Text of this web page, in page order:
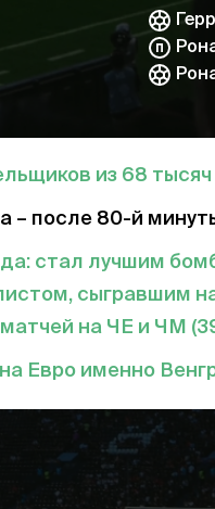
из 68
– после 80-й
стал лучшим
сыгравшим
на ЧЕ и ЧМ
Евро именно